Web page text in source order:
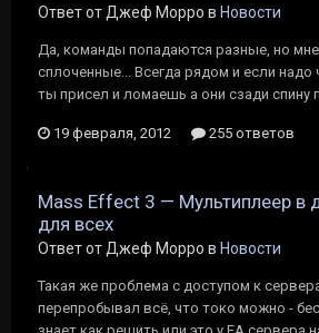
Ответ от Джеф Морро в Новости
Да, команды попадаются разные, но
сплоченные... Всегда рядом и если надо
ты присел и ломаешь а они сзади спину
19 февраля, 2012 255 ответов
Mass Effect 3 — Мультиплеер в
для всех
Ответ от Джеф Морро в Новости
Такая же проблема с доступом к
перепробывал всё, что токо можно -